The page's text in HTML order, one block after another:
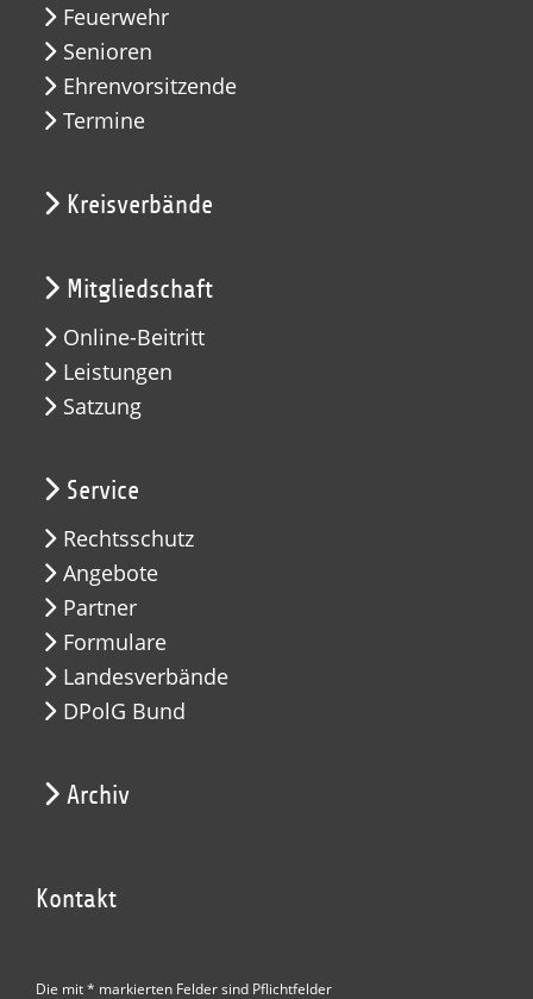
Feuerwehr
Senioren
Ehrenvorsitzende
Termine
Kreisverbände
Mitgliedschaft
Online-Beitritt
Leistungen
Satzung
Service
Rechtsschutz
Angebote
Partner
Formulare
Landesverbände
DPolG Bund
Archiv
Kontakt
Die mit * markierten Felder sind Pflichtfelder